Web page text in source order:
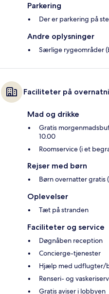
Parkering
Der er parkering på
Andre oplysninger
Særlige rygeområder
Faciliteter på
Mad og drikke
Gratis
10.00
Roomservice (i et
Rejser med børn
Børn overnatter gratis
Oplevelser
Tæt på stranden
Faciliteter og service
Døgnåben reception
Concierge-tjenester
Hjælp med udflugter/
Renseri- og
Gratis aviser i lobbyen